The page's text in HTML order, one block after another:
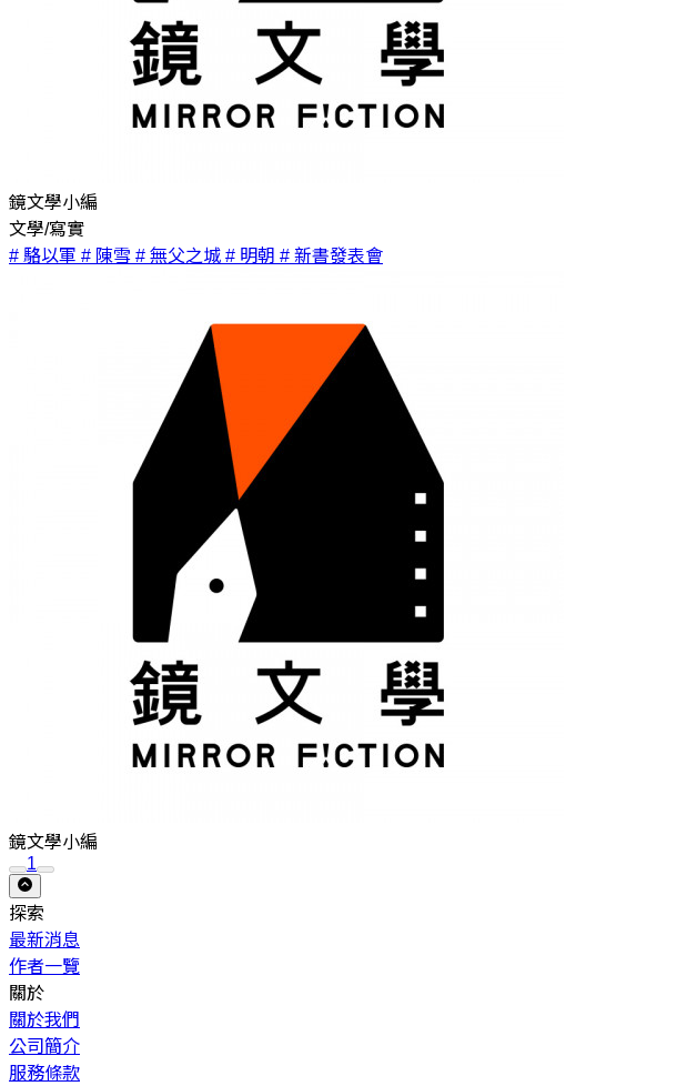
鏡文學小編
文學/寫實
# 駱以軍 # 陳雪 # 無父之城 # 明朝 # 新書發表會
鏡文學小編
1
探索
最新消息
作者一覽
關於
關於我們
公司簡介
服務條款